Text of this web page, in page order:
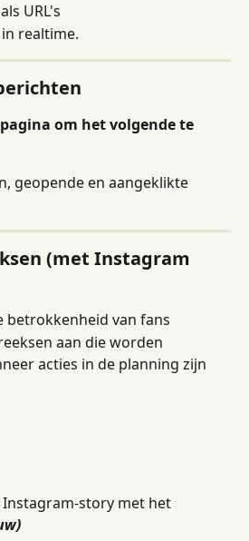
URL's
realtime.
om het volgende te
geopende en aangeklikte
(met Instagram
betrokkenheid van fans
aan die worden
acties in de planning zijn
Instagram-story met het